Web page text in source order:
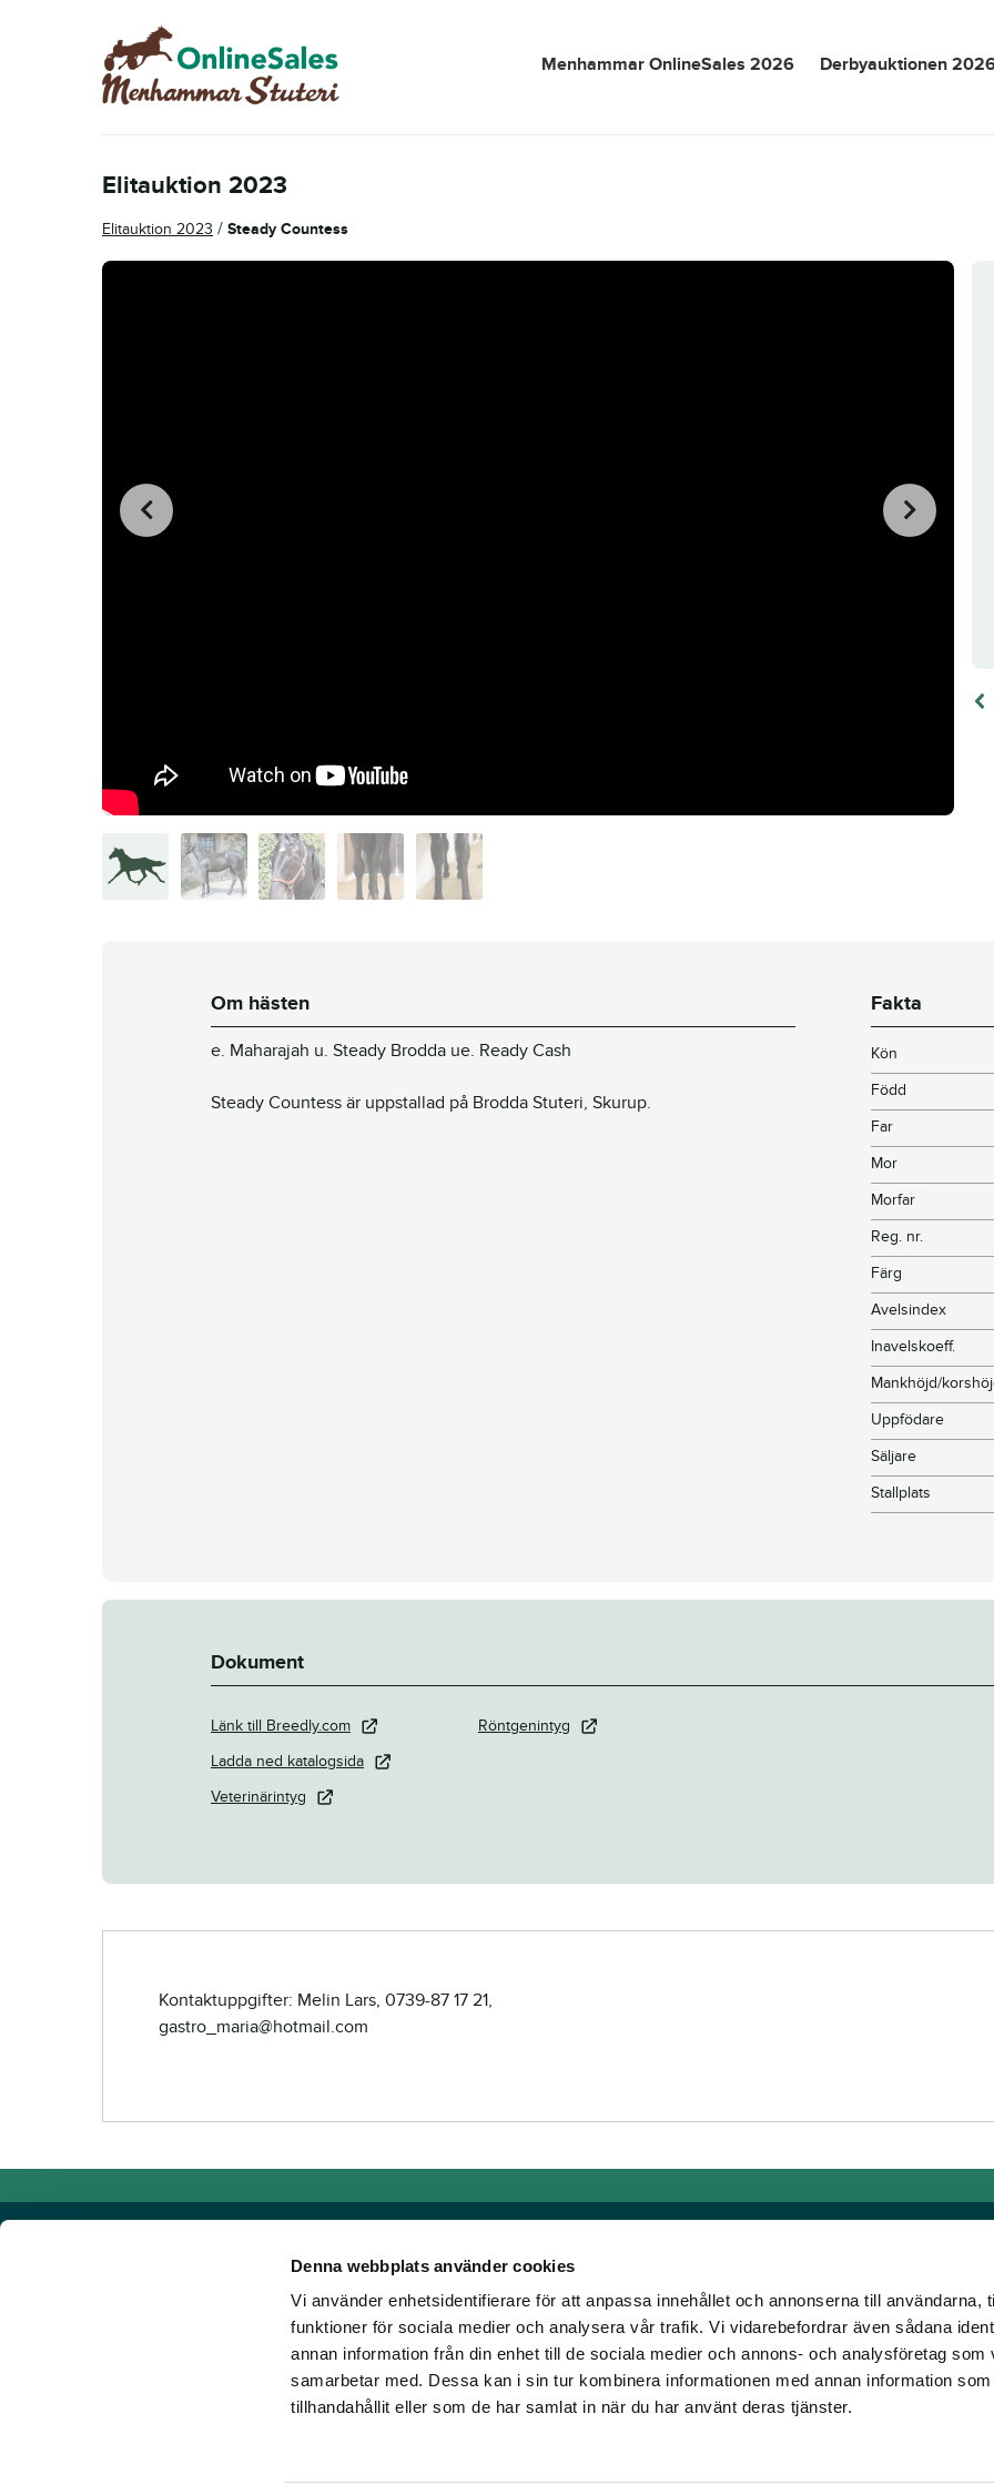
Denna webbplats använder cookies
Vi använder enhetsidentifierare för att anpassa innehållet och annonserna till användarna,
funktioner för sociala medier och analysera vår trafik. Vi vidarebefordrar även sådana
annan information från din enhet till de sociala medier och annons- och analysföretag som
samarbetar med. Dessa kan i sin tur kombinera informationen med annan information
tillhandahållit eller som de har samlat in när du har använt deras tjänster.
Hoppa
till
navigering
Hoppa
till
innehåll
Menhammar OnlineSales 2026 Derbyauktionen
Elitauktion 2023
Elitauktion 2023 / Steady Countess
Om hästen
e. Maharajah u. Steady Brodda ue. Ready Cash
Steady Countess är uppstallad på Brodda Stuteri, Skurup.
Fakta
Kön
Född
Far
Mor
Morfar
Reg. nr.
Färg
Avelsindex
Inavelskoeff.
Mankhöjd/
Uppfödare
Säljare
Stallplats
Dokument
Länk till Breedly.com
Ladda ned katalogsida
Veterinärintyg
Röntgenintyg
Kontaktuppgifter: Melin Lars, 0739-87 17 21,
gastro_maria@hotmail.com
Powered by TR Media
Hos TR Media finns Sveriges främsta varumärken för dig som älskar trav!
Sedan starten 1932, då tidningen Travronden grundades, har vi skapat en
Länkar
Allmänna auktionsvillkor
Mobilvy